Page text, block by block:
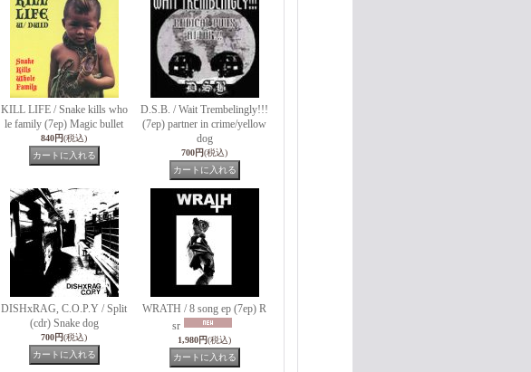
KILL LIFE / Snake kills who
le family (7ep) Magic bullet
840円(税込)
D.S.B. / Wait Trembelingly!!!
(7ep) partner in crime/yellow
dog
700円(税込)
DISHxRAG, C.O.P.Y / Split
(cdr) Snake dog
700円(税込)
WRATH / 8 song ep (7ep) R
sr
1,980円(税込)